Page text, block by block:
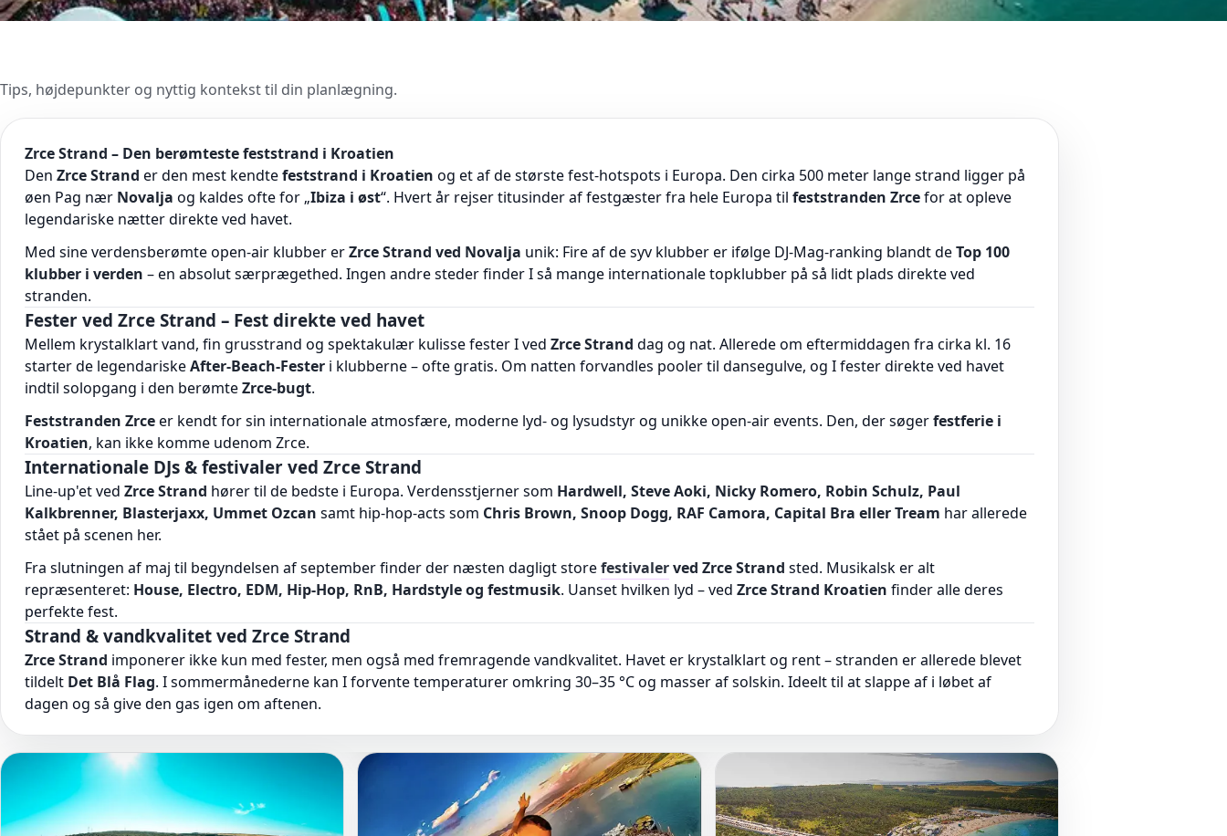
Tips, højdepunkter og nyttig kontekst til din planlægning.
Zrce Strand – Den berømteste feststrand i Kroatien
Den Zrce Strand er den mest kendtefeststrand i Kroatien og et af de største fest-hotspots i Europa. Den cirka 500 meter lange strand ligger på
øen Pag nær Novalja og kaldes ofte for „Ibiza i øst“. Hvert år rejser titusinder af festgæster fra hele Europa til feststranden Zrcefor at opleve
legendariske nætter direkte ved havet.
Med sine verdensberømte open-air klubber erZrce Strand ved Novalja unik: Fire af de syv klubber er ifølge DJ-Mag-ranking blandt deTop 100
klubber i verden – en absolut særprægethed. Ingen andre steder finder I så mange internationale topklubber på så lidt plads direkte ved
stranden.
Fester ved Zrce Strand – Fest direkte ved havet
Mellem krystalklart vand, fin grusstrand og spektakulær kulisse fester I ved Zrce Strand dag og nat. Allerede om eftermiddagen fra cirka kl. 16
starter de legendariskeAfter-Beach-Fester i klubberne – ofte gratis. Om natten forvandles pooler til dansegulve, og I fester direkte ved havet
indtil solopgang i den berømteZrce-bugt.
Feststranden Zrceer kendt for sin internationale atmosfære, moderne lyd- og lysudstyr og unikke open-air events. Den, der søgerfestferie i
Kroatien, kan ikke komme udenom Zrce.
Internationale DJs & festivaler ved Zrce Strand
Line-up'et ved Zrce Strand hører til de bedste i Europa. Verdensstjerner som Hardwell, Steve Aoki, Nicky Romero, Robin Schulz, Paul
Kalkbrenner, Blasterjaxx, Ummet Ozcan samt hip-hop-acts som Chris Brown, Snoop Dogg, RAF Camora, Capital Bra eller Tream har allerede
stået på scenen her.
Fra slutningen af maj til begyndelsen af september finder der næsten dagligt storefestivalerved Zrce Strand sted. Musikalsk er alt
repræsenteret: House, Electro, EDM, Hip-Hop, RnB, Hardstyle og festmusik. Uanset hvilken lyd – ved Zrce Strand Kroatien finder alle deres
perfekte fest.
Strand & vandkvalitet ved Zrce Strand
Zrce Strand imponerer ikke kun med fester, men også med fremragende vandkvalitet. Havet er krystalklart og rent – stranden er allerede blevet
tildelt Det Blå Flag. I sommermånederne kan I forvente temperaturer omkring 30–35 °C og masser af solskin. Ideelt til at slappe af i løbet af
dagen og så give den gas igen om aftenen.